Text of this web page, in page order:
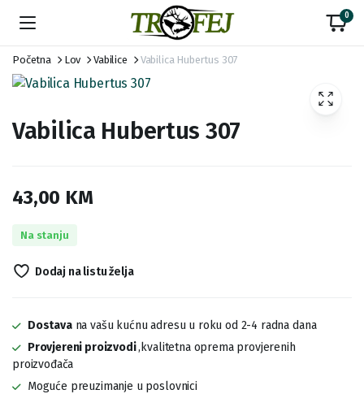
0
Početna Lov Vabilice Vabilica Hubertus 307
Vabilica Hubertus 307
43,00 KM
Na stanju
Dodaj na listu želja
Dostavana vašu kućnu adresu u roku od 2-4 radna dana
Provjereni proizvodi,kvalitetna oprema provjerenih
proizvođača
Moguće preuzimanje u poslovnici